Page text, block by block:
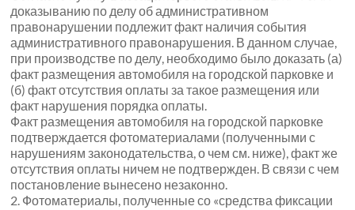
доказыванию по делу об административном
правонарушении подлежит факт наличия события
административного правонарушения. В данном случае,
при производстве по делу, необходимо было доказать (а)
факт размещения автомобиля на городской парковке и
(б) факт отсутствия оплаты за такое размещения или
факт нарушения порядка оплаты.
Факт размещения автомобиля на городской парковке
подтверждается фотоматериалами (полученными с
нарушениям законодательства, о чем см. ниже), факт же
отсутствия оплаты ничем не подтвержден. В связи с чем
постановление вынесено незаконно.
2. Фотоматериалы, полученные со «средства фиксации